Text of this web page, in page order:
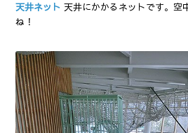
天井ネット 天井にかかるネットです。空
ね！